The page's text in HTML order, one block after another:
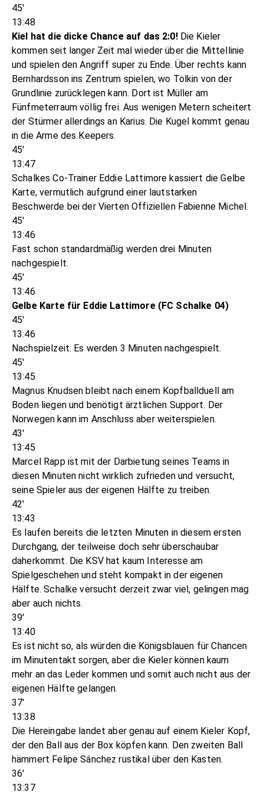
45'
13:48
Kiel hat die dicke Chance auf das 2:0!Die Kieler
kommen seit langer Zeit mal wieder über die Mittellinie
und spielen den Angriff super zu Ende. Über rechts kann
Bernhardsson ins Zentrum spielen, wo Tolkin von der
Grundlinie zurücklegen kann. Dort ist Müller am
Fünfmeterraum völlig frei. Aus wenigen Metern scheitert
der Stürmer allerdings an Karius. Die Kugel kommt genau
in die Arme des Keepers.
45'
13:47
Schalkes Co-Trainer Eddie Lattimore kassiert die Gelbe
Karte, vermutlich aufgrund einer lautstarken
Beschwerde bei der Vierten Offiziellen Fabienne Michel.
45'
13:46
Fast schon standardmäßig werden drei Minuten
nachgespielt.
45'
13:46
Gelbe Karte für Eddie Lattimore (FC Schalke 04)
45'
13:46
Nachspielzeit: Es werden 3 Minuten nachgespielt.
45'
13:45
Magnus Knudsen bleibt nach einem Kopfballduell am
Boden liegen und benötigt ärztlichen Support. Der
Norwegen kann im Anschluss aber weiterspielen.
43'
13:45
Marcel Rapp ist mit der Darbietung seines Teams in
diesen Minuten nicht wirklich zufrieden und versucht,
seine Spieler aus der eigenen Hälfte zu treiben.
42'
13:43
Es laufen bereits die letzten Minuten in diesem ersten
Durchgang, der teilweise doch sehr überschaubar
daherkommt. Die KSV hat kaum Interesse am
Spielgeschehen und steht kompakt in der eigenen
Hälfte. Schalke versucht derzeit zwar viel, gelingen mag
aber auch nichts.
39'
13:40
Es ist nicht so, als würden die Königsblauen für Chancen
im Minutentakt sorgen, aber die Kieler können kaum
mehr an das Leder kommen und somit auch nicht aus der
eigenen Hälfte gelangen.
37'
13:38
Die Hereingabe landet aber genau auf einem Kieler Kopf,
der den Ball aus der Box köpfen kann. Den zweiten Ball
hämmert Felipe Sánchez rustikal über den Kasten.
36'
13:37